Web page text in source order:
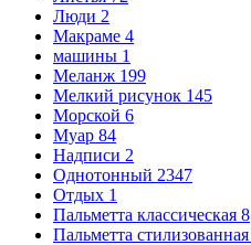
Люди 2
Макраме 4
машины 1
Меланж 199
Мелкий рисунок 145
Морской 6
Муар 84
Надписи 2
Однотонный 2347
Отдых 1
Пальметта классическая 8
Пальметта стилизованная